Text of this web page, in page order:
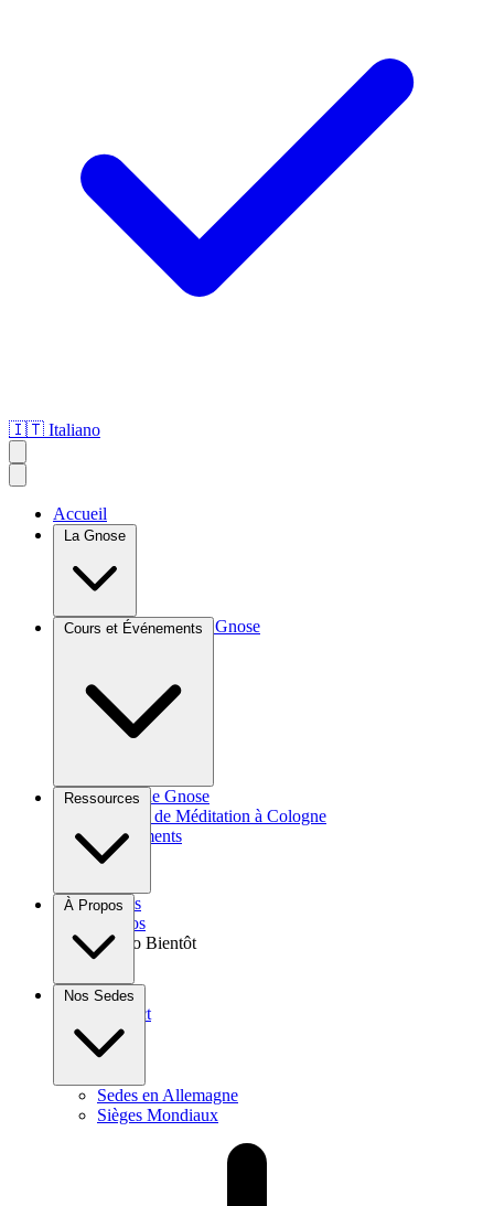
🇮🇹 Italiano
Accueil
La Gnose
Introduction à la Gnose
Cours et Événements
Cours de Gnose
Groupe de Méditation à Cologne
Événements
Ressources
Livres
Vidéos
Audio Bientôt
À Propos
Dons
Contact
Nos Sedes
Sedes en Allemagne
Sièges Mondiaux